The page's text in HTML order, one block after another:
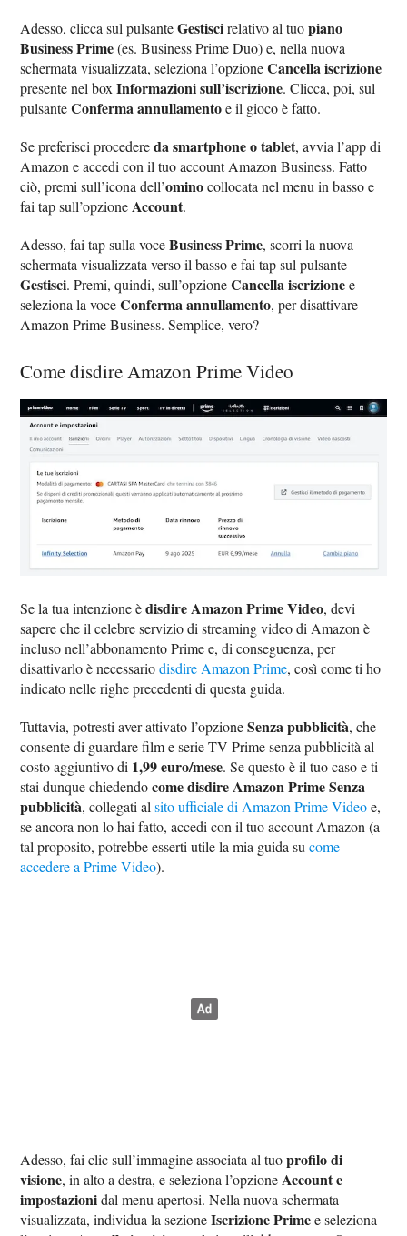
Adesso, clicca sul pulsanteGestiscirelativo al tuopiano
Business Prime(es. Business Prime Duo) e, nella nuova
schermata visualizzata, seleziona l’opzioneCancella iscrizione
presente nel boxInformazioni sull’iscrizione. Clicca, poi, sul
pulsanteConferma annullamentoe il gioco è fatto.
Se preferisci procedereda smartphone o tablet, avvia l’app di
Amazon e accedi con il tuo account Amazon Business. Fatto
ciò, premi sull’icona dell’ominocollocata nel menu in basso e
fai tap sull’opzione Account.
Adesso, fai tap sulla voceBusiness Prime, scorri la nuova
schermata visualizzata verso il basso e fai tap sul pulsante
Gestisci. Premi, quindi, sull’opzioneCancella iscrizionee
seleziona la voceConferma annullamento, per disattivare
Amazon Prime Business. Semplice, vero?
Come disdire Amazon Prime Video
Se la tua intenzione èdisdire Amazon Prime Video, devi
sapere che il celebre servizio di streaming video di Amazon è
incluso nell’abbonamento Prime e, di conseguenza, per
disattivarlo è necessariodisdire Amazon Prime, così come ti ho
indicato nelle righe precedenti di questa guida.
Tuttavia, potresti aver attivato l’opzioneSenza pubblicità, che
consente di guardare film e serie TV Prime senza pubblicità al
costo aggiuntivo di 1,99 euro/mese. Se questo è il tuo caso e ti
stai dunque chiedendocome disdire Amazon Prime Senza
pubblicità, collegati alsito ufficiale di Amazon Prime Videoe,
se ancora non lo hai fatto, accedi con il tuo account Amazon (a
tal proposito, potrebbe esserti utile la mia guida sucome
accedere a Prime Video).
Adesso, fai clic sull’immagine associata al tuoprofilo di
visione, in alto a destra, e seleziona l’opzione Account e
impostazionidal menu apertosi. Nella nuova schermata
visualizzata, individua la sezioneIscrizione Primee seleziona